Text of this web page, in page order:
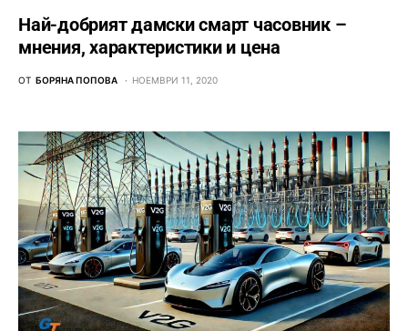
Най-добрият дамски смарт часовник –
мнения, характеристики и цена
ОТ БОРЯНА ПОПОВА НОЕМВРИ 11, 2020